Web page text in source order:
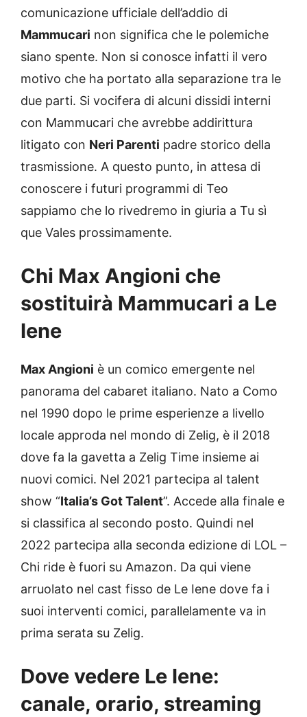
comunicazione ufficiale dell’addio di
Mammucari non significa che le polemiche
siano spente. Non si conosce infatti il vero
motivo che ha portato alla separazione tra le
due parti. Si vocifera di alcuni dissidi interni
con Mammucari che avrebbe addirittura
litigato con Neri Parenti padre storico della
trasmissione. A questo punto, in attesa di
conoscere i futuri programmi di Teo
sappiamo che lo rivedremo in giuria a Tu sì
que Vales prossimamente.
Chi Max Angioni che
sostituirà Mammucari a Le
Iene
Max Angioni è un comico emergente nel
panorama del cabaret italiano. Nato a Como
nel 1990 dopo le prime esperienze a livello
locale approda nel mondo di Zelig, è il 2018
dove fa la gavetta a Zelig Time insieme ai
nuovi comici. Nel 2021 partecipa al talent
show “Italia’s Got Talent”. Accede alla finale e
si classifica al secondo posto. Quindi nel
2022 partecipa alla seconda edizione di LOL –
Chi ride è fuori su Amazon. Da qui viene
arruolato nel cast fisso de Le Iene dove fa i
suoi interventi comici, parallelamente va in
prima serata su Zelig.
Dove vedere Le Iene:
canale, orario, streaming